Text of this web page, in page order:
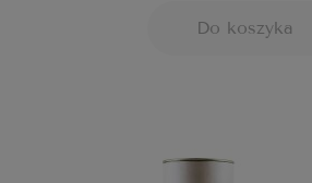
Do koszyka